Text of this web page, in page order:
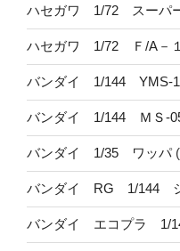
ハセガワ 1/72 スーパ
ハセガワ 1/72 Ｆ/A－
バンダイ 1/144 YMS-
バンダイ 1/144 ＭＳ-
バンダイ 1/35 ワッパ
バンダイ RG 1/144 シ
バンダイ エコプラ 1/